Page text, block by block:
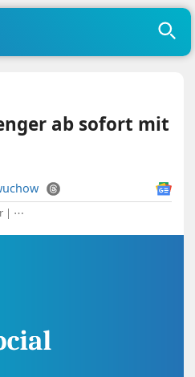
ab sofort mit
| ⋯